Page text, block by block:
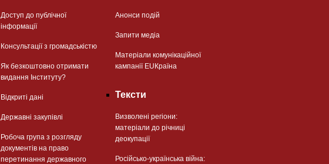
Доступ до публічної
інформації
Консультації з громадськістю
Як безкоштовно отримати
видання Інституту?
Відкриті дані
Державні закупівлі
Робоча група з розгляду
документів на право
перетинання державного
Анонси подій
Запити медіа
Матеріали комунікаційної
кампанії EUКраїна
Тексти
Визволені регіони:
матеріали до річниці
деокупації
Російсько-українська війна: